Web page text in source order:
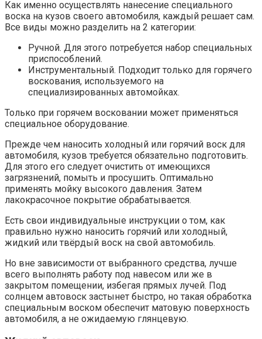
Как именно осуществлять нанесение специального
воска на кузов своего автомобиля, каждый решает сам.
Все виды можно разделить на 2 категории:
Ручной. Для этого потребуется набор специальных
приспособлений.
Инструментальный. Подходит только для горячего
воскования, используемого на
специализированных автомойках.
Только при горячем восковании может применяться
специальное оборудование.
Прежде чем наносить холодный или горячий воск для
автомобиля, кузов требуется обязательно подготовить.
Для этого его следует очистить от имеющихся
загрязнений, помыть и просушить. Оптимально
применять мойку высокого давления. Затем
лакокрасочное покрытие обрабатывается.
Есть свои индивидуальные инструкции о том, как
правильно нужно наносить горячий или холодный,
жидкий или твёрдый воск на свой автомобиль.
Но вне зависимости от выбранного средства, лучше
всего выполнять работу под навесом или же в
закрытом помещении, избегая прямых лучей. Под
солнцем автовоск застынет быстро, но такая обработка
специальным воском обеспечит матовую поверхность
автомобиля, а не ожидаемую глянцевую.